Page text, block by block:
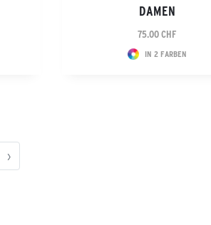
DAMEN
75.00 CHF
IN 2 FARBEN
›